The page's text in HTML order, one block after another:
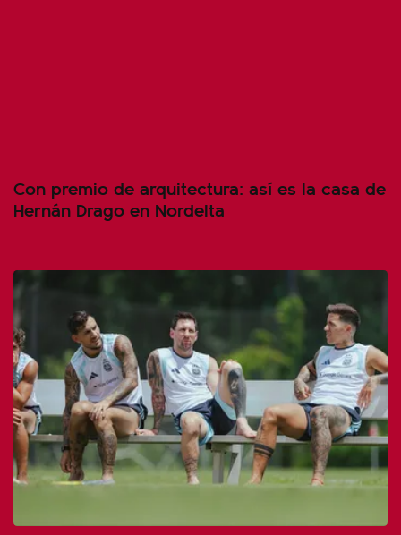
Con premio de arquitectura: así es la casa de
Hernán Drago en Nordelta